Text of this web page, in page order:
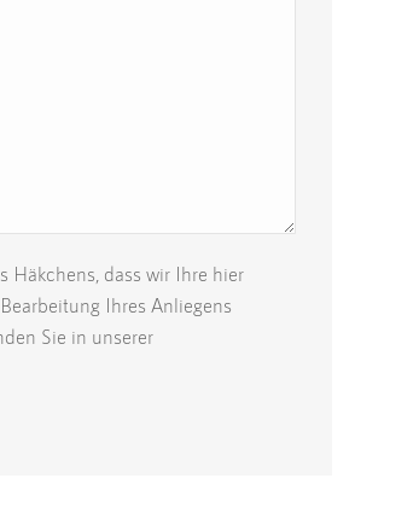
Häkchens, dass wir Ihre hier
Ihres Anliegens
Sie in unserer